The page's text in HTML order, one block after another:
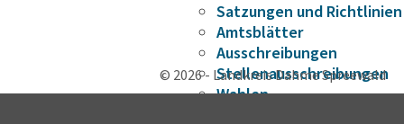
Satzungen und Richtlinien
Amtsblätter
Ausschreibungen
Stellenausschreibungen
Wahlen
© 2026 - Landkreis Dahme Spreewald